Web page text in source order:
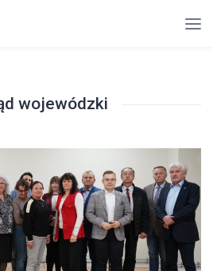
wojewódzki